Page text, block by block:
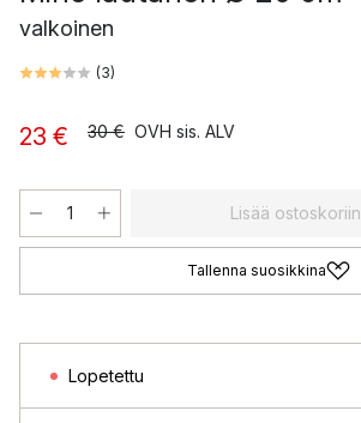
valkoinen
(3)
23 € 30 € OVH sis. ALV
Lisää ostoskoriin
Tallenna suosikkina
Lopetettu